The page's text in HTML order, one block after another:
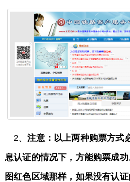
2、注意：以上两种购票方式
息认证的情况下，方能购票成
图红色区域那样，如果没有认